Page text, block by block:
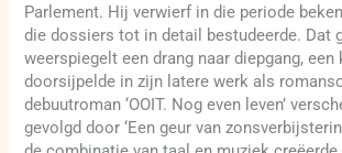
Parlement. Hij verwierf in die periode
die dossiers tot in detail bestudeerde. Dat
weerspiegelt een drang naar diepgang,
doorsijpelde in zijn latere werk als
debuutroman ‘OOIT. Nog even leven’
gevolgd door ‘Een geur van